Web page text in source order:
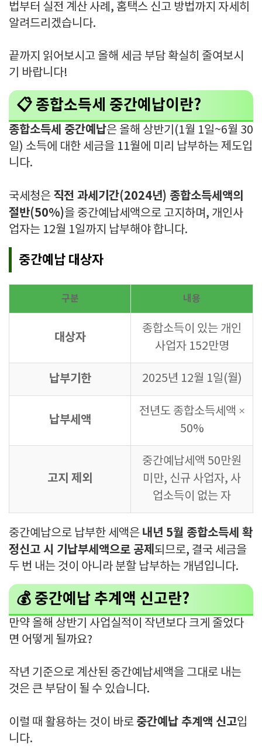
법부터 실전 계산 사례, 홈택스 신고 방법까지 자세히
알려드리겠습니다.
끝까지 읽어보시고 올해 세금 부담 확실히 줄여보시
기 바랍니다!
📋 종합소득세 중간예납이란?
종합소득세 중간예납은 올해 상반기(1월 1일~6월 30
일) 소득에 대한 세금을 11월에 미리 납부하는 제도입
니다.
국세청은 직전 과세기간(2024년) 종합소득세액의
절반(50%)을 중간예납세액으로 고지하며, 개인사
업자는 12월 1일까지 납부해야 합니다.
중간예납 대상자
구분 내용
대상자
종합소득이 있는 개인
사업자 152만명
납부기한 2025년 12월 1일(월)
납부세액
전년도 종합소득세액 ×
50%
고지 제외
중간예납세액 50만원
미만, 신규 사업자, 사
업소득이 없는 자
중간예납으로 납부한 세액은 내년 5월 종합소득세 확
정신고 시 기납부세액으로 공제 되므로, 결국 세금을
두 번 내는 것이 아니라 분할 납부하는 개념입니다.
💰 중간예납 추계액 신고란?
만약 올해 상반기 사업실적이 작년보다 크게 줄었다
면 어떻게 될까요?
작년 기준으로 계산된 중간예납세액을 그대로 내는
것은 큰 부담이 될 수 있습니다.
이럴 때 활용하는 것이 바로 중간예납 추계액 신고입
니다.